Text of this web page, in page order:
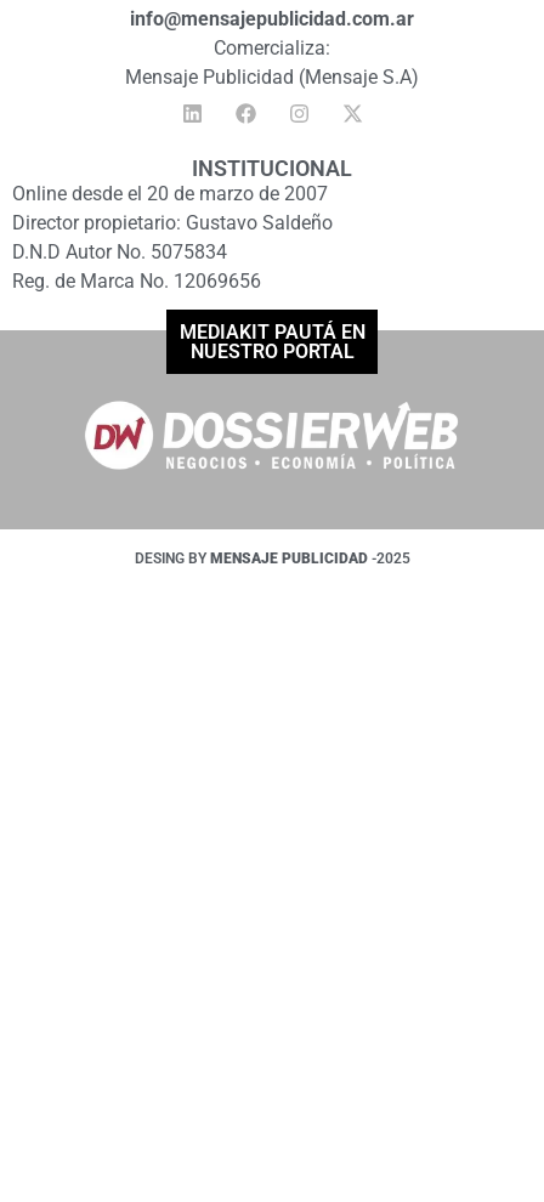
info@mensajepublicidad.com.ar
Comercializa:
Mensaje Publicidad (Mensaje S.A)
INSTITUCIONAL
Online desde el 20 de marzo de 2007
Director propietario: Gustavo Saldeño
D.N.D Autor No. 5075834
Reg. de Marca No. 12069656
MEDIAKIT PAUTÁ EN
NUESTRO PORTAL
DESING BY MENSAJE PUBLICIDAD -2025